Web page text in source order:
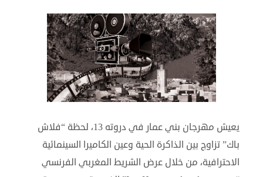
يعيش مهرجان بني عمار في دروته 13، لحظة “فلاش
باك” تزاوج بين الذاكرة الحية وعين الكاميرا السينمائية
الاحترافية، من خلال عرض الشريط المغربي الفرنسي